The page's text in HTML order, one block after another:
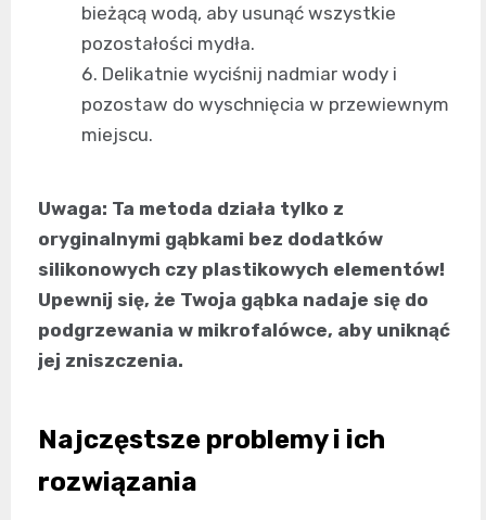
bieżącą wodą, aby usunąć wszystkie
pozostałości mydła.
Delikatnie wyciśnij nadmiar wody i
pozostaw do wyschnięcia w przewiewnym
miejscu.
Uwaga: Ta metoda działa tylko z
oryginalnymi gąbkami bez dodatków
silikonowych czy plastikowych elementów!
Upewnij się, że Twoja gąbka nadaje się do
podgrzewania w mikrofalówce, aby uniknąć
jej zniszczenia.
Najczęstsze problemy i ich
rozwiązania